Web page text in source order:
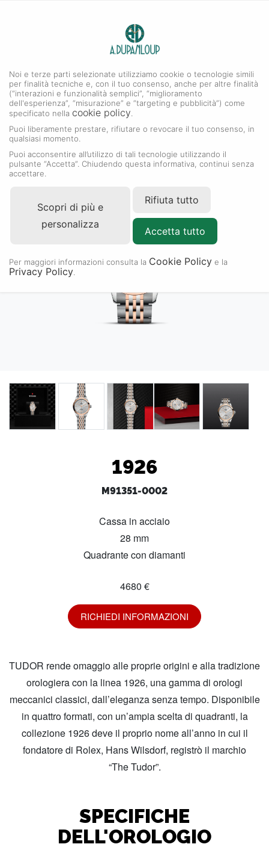
1926
M91351-0002
Cassa in acciaio
28 mm
Quadrante con diamanti
4680 €
RICHIEDI INFORMAZIONI
TUDOR rende omaggio alle proprie origini e alla tradizione
orologiera con la linea 1926, una gamma di orologi
meccanici classici, dall’eleganza senza tempo. Disponibile
in quattro formati, con un’ampia scelta di quadranti, la
collezione 1926 deve il proprio nome all’anno in cui il
fondatore di Rolex, Hans Wilsdorf, registrò il marchio
“The Tudor”.
SPECIFICHE
DELL'OROLOGIO
Noi e terze parti selezionate utilizziamo cookie o tecnologie simili
per finalità tecniche e, con il tuo consenso, anche per altre finalità
(“interazioni e funzionalità semplici”, “miglioramento
dell'esperienza”, “misurazione” e “targeting e pubblicità”) come
specificato nella cookie policy
Puoi liberamente prestare, rifiutare o revocare il tuo consenso, in
qualsiasi momento.
Puoi acconsentire all’utilizzo di tali tecnologie utilizzando il
pulsante “Accetta”. Chiudendo questa informativa, continui senza
accettare.
Scopri di più e
personalizza
Rifiuta tutto
Accetta tutto
Per maggiori informazioni consulta la Cookie Policy e la
Privacy Policy